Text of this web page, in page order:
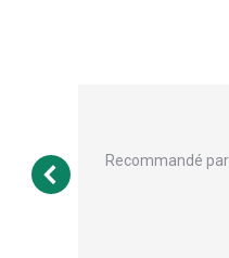
Recommandé